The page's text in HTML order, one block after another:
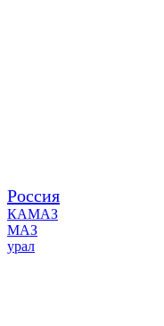
Россия
КАМАЗ
МАЗ
урал